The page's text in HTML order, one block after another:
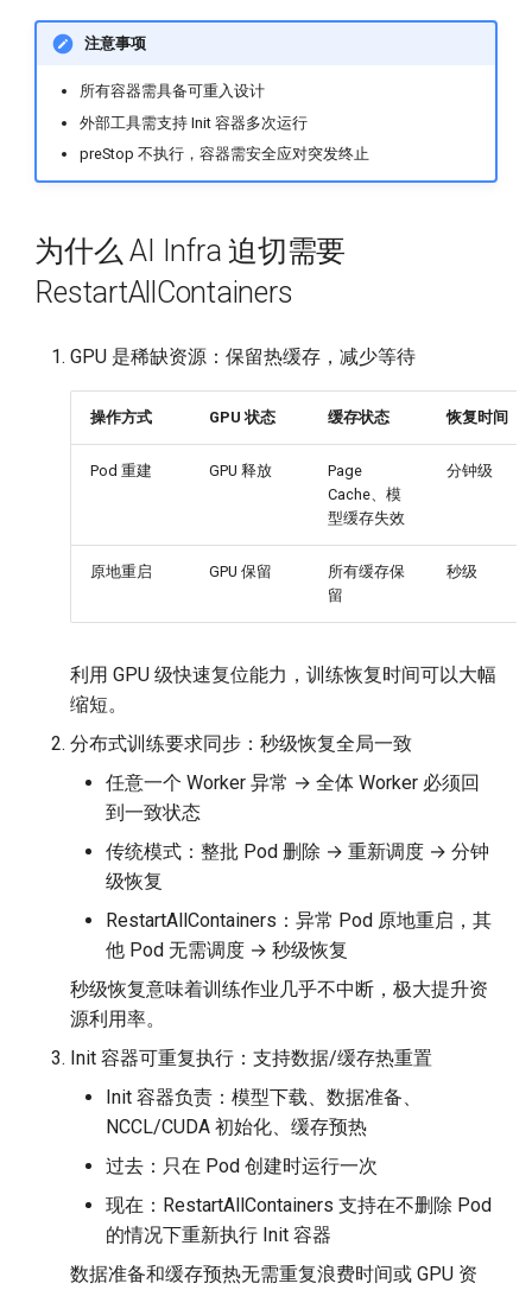
注意事项
所有容器需具备可重入设计
外部工具需支持 Init 容器多次运行
preStop 不执行，容器需安全应对突发终止
为什么 AI Infra 迫切需要
RestartAllContainers
GPU 是稀缺资源：保留热缓存，减少等待
操作方式 GPU 状态 缓存状态 恢复时间
Pod 重建 GPU 释放
Page
Cache、模
型缓存失效
分钟级
原地重启 GPU 保留
所有缓存保
留
秒级
利用 GPU 级快速复位能力，训练恢复时间可以大幅
缩短。
分布式训练要求同步：秒级恢复全局一致
任意一个 Worker 异常 → 全体 Worker 必须回
到一致状态
传统模式：整批 Pod 删除 → 重新调度 → 分钟
级恢复
RestartAllContainers：异常 Pod 原地重启，其
他 Pod 无需调度 → 秒级恢复
秒级恢复意味着训练作业几乎不中断，极大提升资
源利用率。
Init 容器可重复执行：支持数据/缓存热重置
Init 容器负责：模型下载、数据准备、
NCCL/CUDA 初始化、缓存预热
过去：只在 Pod 创建时运行一次
现在：RestartAllContainers 支持在不删除 Pod
的情况下重新执行 Init 容器
数据准备和缓存预热无需重复浪费时间或 GPU 资